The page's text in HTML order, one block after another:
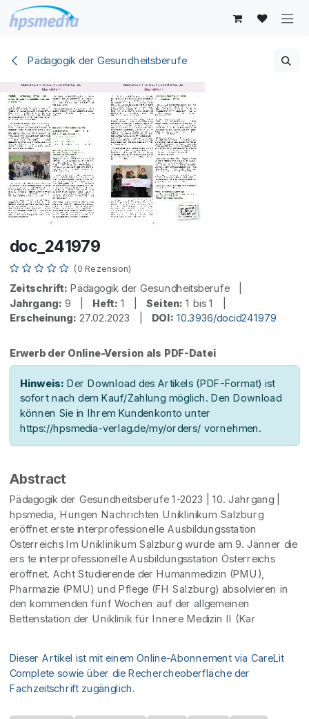
Zum Inhalt springen
Pädagogik der Gesundheitsberufe
doc_241979
(0 Rezension)
Zeitschrift: Pädagogik der Gesundheitsberufe |
Jahrgang: 9 | Heft: 1 |Seiten: 1 bis 1 |
Erscheinung: 27.02.2023 | DOI: 10.3936/docid241979
Erwerb der Online-Version als PDF-Datei
Hinweis: Der Download des Artikels (PDF-Format) ist
sofort nach dem Kauf/Zahlung möglich. Den Download
können Sie in Ihrem Kundenkonto unter
https://hpsmedia-verlag.de/my/orders/ vornehmen.
Abstract
Pädagogik der Gesundheitsberufe 1-2023 | 10. Jahrgang |
hpsmedia, Hungen Nachrichten Uniklinikum Salzburg
eröffnet erste interprofessionelle Ausbildungsstation
Österreichs Im Uniklinikum Salzburg wurde am 9. Jänner die
ers te interprofessionelle Ausbildungsstation Österreichs
eröffnet. Acht Studierende der Humanmedizin (PMU),
Pharmazie (PMU) und Pflege (FH Salzburg) absolvieren in
den kommenden fünf Wochen auf der allgemeinen
Bettenstation der Uniklinik für Innere Medizin II (Kar
Dieser Artikel ist mit einem Online-Abonnement via CareLit
Complete sowie über die Rechercheoberfläche der
Fachzeitschrift zugänglich.